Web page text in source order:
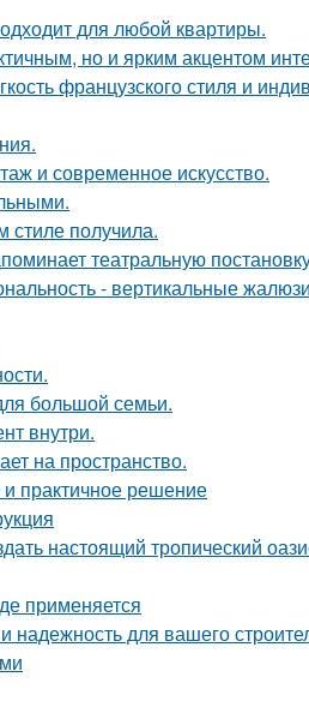
для любой квартиры.
но и ярким акцентом
французского стиля и
и современное искусство.
стиле получила.
театральную
- вертикальные
большой семьи.
внутри.
на пространство.
практичное решение
настоящий тропический
применяется
надежность для вашего